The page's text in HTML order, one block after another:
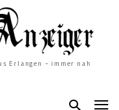
Erlangen – immer nah